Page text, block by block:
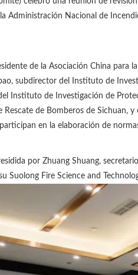
Administración Nacional de
de la Asociación China para
subdirector del Instituto de
Instituto de Investigación de
Rescate de Bomberos de Sichuan,
en la elaboración de
por Zhuang Shuang,
Suolong Fire Science and